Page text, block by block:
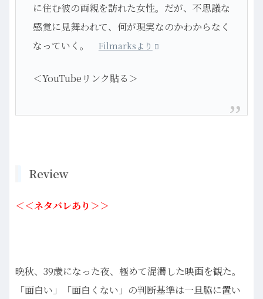
に住む彼の両親を訪れた女性。だが、不思議な
感覚に見舞われて、何が現実なのかわからなく
なっていく。 Filmarksより
＜YouTubeリンク貼る＞
Review
＜＜ネタバレあり＞＞
晩秋、39歳になった夜、極めて混濁した映画を観た。
「面白い」「面白くない」の判断基準は一旦脇に置い